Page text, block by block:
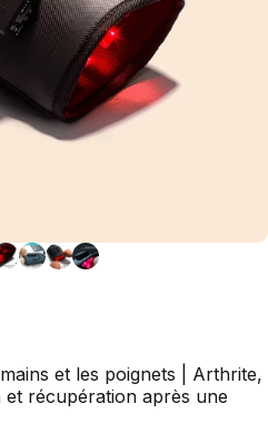
et les poignets | Arthrite,
récupération après une